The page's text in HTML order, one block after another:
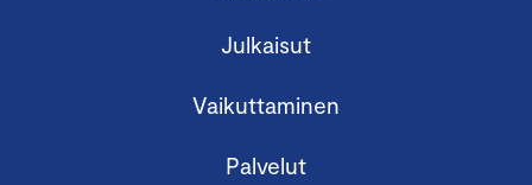
Julkaisut
Vaikuttaminen
Palvelut